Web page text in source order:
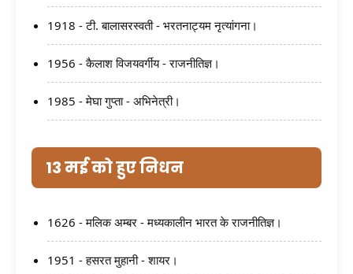
1918 - टी. बालासरस्वती - भरतनाट्यम नृत्यांगना।
1956 - कैलाश विजयवर्गीय - राजनीतिज्ञ।
1985 - मेघा गुप्ता - अभिनेत्री।
13 मई को हुए निधन
1626 - मलिक अम्बर - मध्यकालीन भारत के राजनीतिज्ञ।
1951 - हसरत मुहानी - शायर।